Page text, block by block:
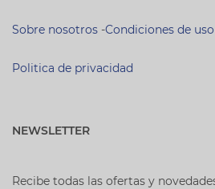
Sobre nosotros -Condiciones de uso
Politica de privacidad
NEWSLETTER
Recibe todas las ofertas y